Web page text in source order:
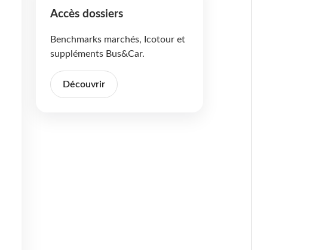
Accès dossiers
Benchmarks marchés, Icotour et
suppléments Bus&Car.
Découvrir